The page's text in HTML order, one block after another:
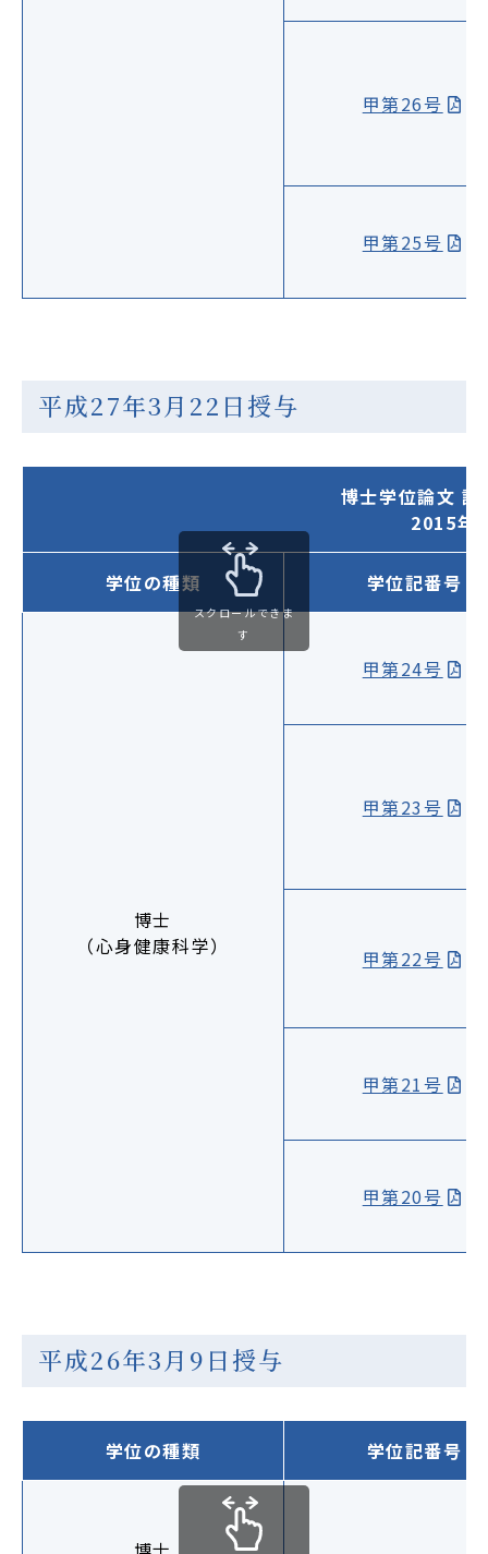
甲第26号
甲第25号
平成27年3月22日授与
博士学位論文
2015年
学位の種類 学位記番号
博士
（心身健康科学）
甲第24号
甲第23号
甲第22号
甲第21号
甲第20号
スクロールできま
す
平成26年3月9日授与
学位の種類 学位記番号